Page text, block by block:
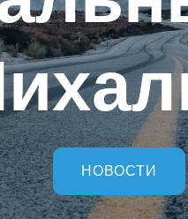
НОВОСТИ